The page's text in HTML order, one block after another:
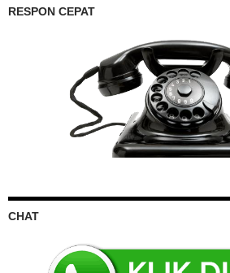
RESPON CEPAT
CHAT